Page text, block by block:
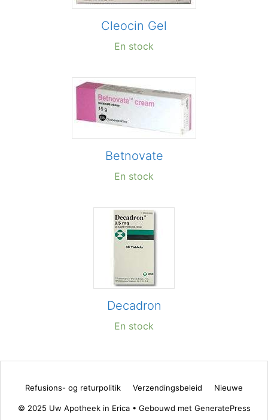
Cleocin Gel
En stock
Betnovate
En stock
Decadron
En stock
Refusions- og returpolitik Verzendingsbeleid Nieuwe
© 2025 Uw Apotheek in Erica• Gebouwd met GeneratePress